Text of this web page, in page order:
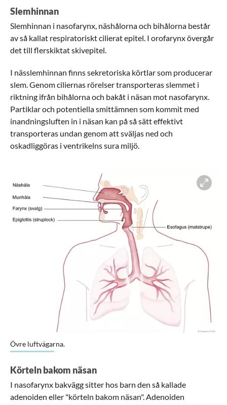
Slemhinnan
Slemhinnan i nasofarynx, näshålorna och bihålorna består
av så kallat respiratoriskt cilierat epitel. I orofarynx övergår
det till flerskiktat skivepitel.
I nässlemhinnan finns sekretoriska körtlar som producerar
slem. Genom ciliernas rörelser transporteras slemmet i
riktning ifrån bihålorna och bakåt i näsan mot nasofarynx.
Partiklar och potentiella smittämnen som kommit med
inandningsluften in i näsan kan på så sätt effektivt
transporteras undan genom att sväljas ned och
oskadliggöras i ventrikelns sura miljö.
Förstora bilden
Övre luftvägarna.
Körteln bakom näsan
I nasofarynx bakvägg sitter hos barn den så kallade
adenoiden eller "körteln bakom näsan". Adenoiden